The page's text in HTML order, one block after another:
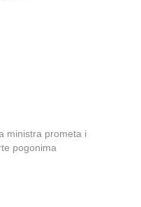
ministra prometa i
pogonima